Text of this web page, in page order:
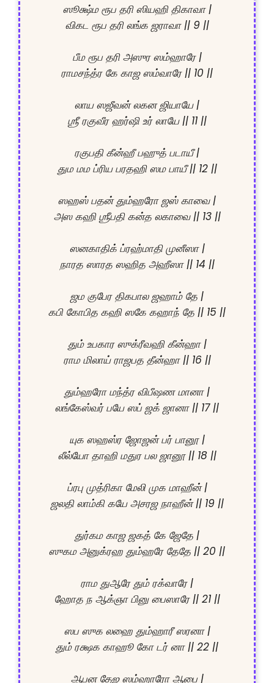
ஸூக்ஷ்ம ரூப தரி ஸியஹி திகாவா |
விகட ரூப தரி லங்க ஜராவா || 9 ||
பீம ரூப தரி அஸுர ஸம்ஹாரே |
ராமசந்த்ர கே காஜ ஸம்வாரே || 10 ||
லாய ஸஜீவன் லகன ஜியாயே |
ஶ்ரீ ரகுவீர ஹர்ஷி உர் லாயே || 11 ||
ரகுபதி கீன்ஹீ பஹுத் படாயீ |
தும மம ப்ரிய பரதஹி ஸம பாயீ || 12 ||
ஸஹஸ் பதன் தும்ஹரோ ஜஸ் காவை |
அஸ கஹி ஶ்ரீபதி கன்த லகாவை || 13 ||
ஸனகாதிக் ப்ரஹ்மாதி முனீஸா |
நாரத ஸாரத ஸஹித அஹீஸா || 14 ||
ஜம குபேர திகபால ஜஹாம் தே |
கபி கோபித கஹி ஸகே கஹாந் தே || 15 ||
தும் உபகார ஸுக்ரீவஹி கீன்ஹா |
ராம மிலாய் ராஜபத தீன்ஹா || 16 ||
தும்ஹரோ மந்த்ர விபீஷண மானா |
லங்கேஸ்வர் பயே ஸப் ஜக் ஜானா || 17 ||
யுக ஸஹஸ்ர ஜோஜன் பர் பானூ |
லீல்யோ தாஹி மதுர பல ஜானூ || 18 ||
ப்ரபு முத்ரிகா மேலி முக மாஹீன் |
ஜலதி லாம்கி கயே அசரஜ நாஹீன் || 19 ||
துர்கம காஜ ஜகத் கே ஜேதே |
ஸுகம அனுக்ரஹ தும்ஹரே தேதே || 20 ||
ராம துஆரே தும் ரக்வாரே |
ஹோத ந ஆக்ஞா பினு பைஸாரே || 21 ||
ஸப ஸுக லஹை தும்ஹாரீ ஸரனா |
தும் ரக்ஷக காஹூ கோ டர் னா || 22 ||
ஆபன தேஜ ஸம்ஹாரோ ஆபை |